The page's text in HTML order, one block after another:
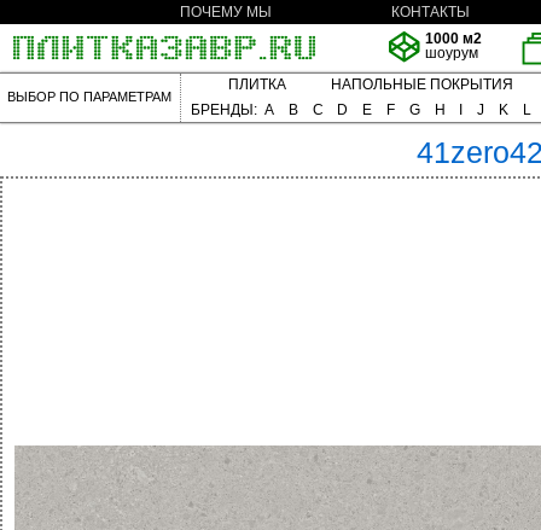
ПОЧЕМУ МЫ
КОНТАКТЫ
1000 м2
шоурум
ВЫБОР ПО ПАРАМЕТРАМ
ПЛИТКА
НАПОЛЬНЫЕ ПОКРЫТИЯ
БРЕНДЫ: A B C D E F G H J K L